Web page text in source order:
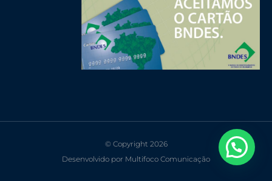
© Copyright 2026
Desenvolvido por Multifoco Comunicação